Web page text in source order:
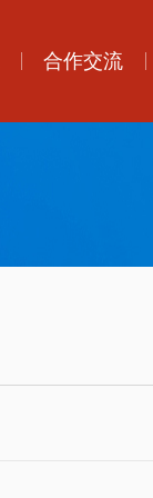
合作交流